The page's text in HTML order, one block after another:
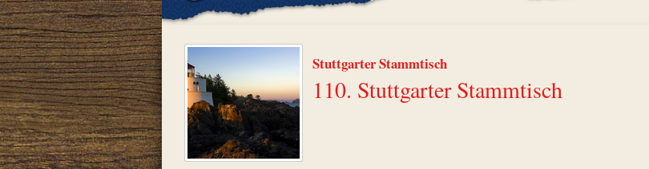
Stuttgarter Stammtisch
110. Stuttgarter Stammtisch